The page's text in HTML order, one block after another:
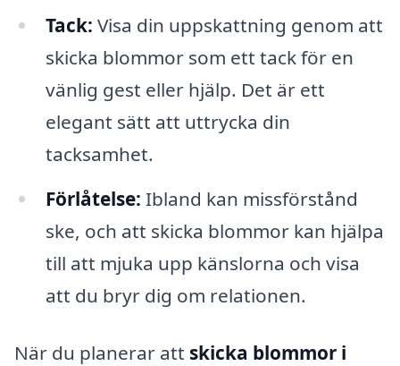
Tack: Visa din uppskattning genom att
skicka blommor som ett tack för en
vänlig gest eller hjälp. Det är ett
elegant sätt att uttrycka din
tacksamhet.
Förlåtelse: Ibland kan missförstånd
ske, och att skicka blommor kan hjälpa
till att mjuka upp känslorna och visa
att du bryr dig om relationen.
När du planerar att skicka blommor i